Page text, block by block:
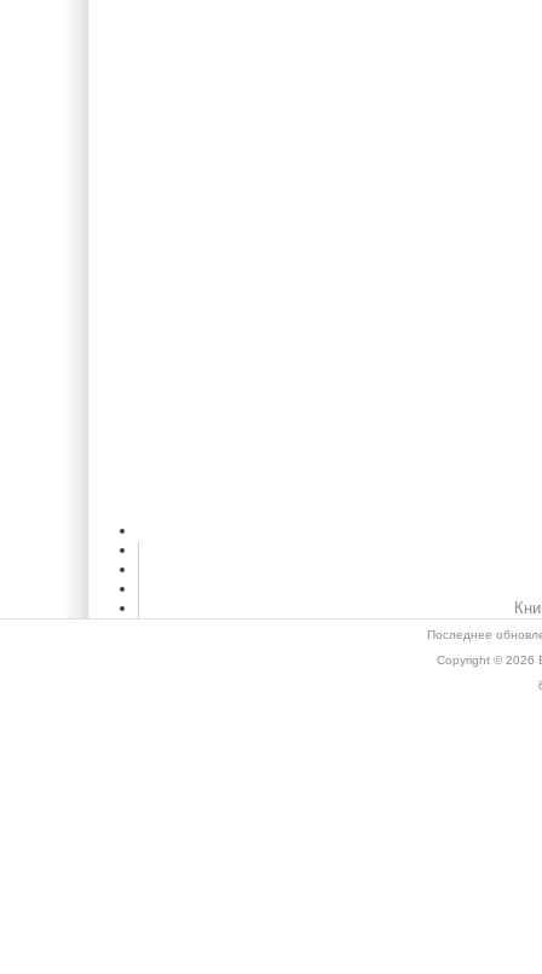
Последнее
Copyright © 2026